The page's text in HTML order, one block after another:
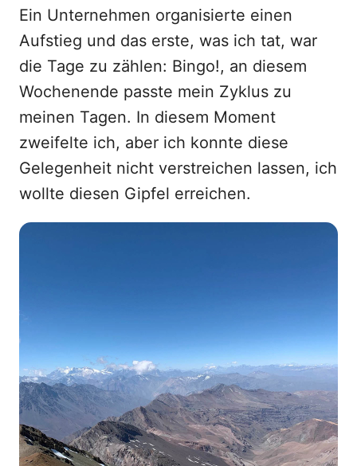
Ein Unternehmen organisierte einen
Aufstieg und das erste, was ich tat, war
die Tage zu zählen: Bingo!, an diesem
Wochenende passte mein Zyklus zu
meinen Tagen. In diesem Moment
zweifelte ich, aber ich konnte diese
Gelegenheit nicht verstreichen lassen, ich
wollte diesen Gipfel erreichen.